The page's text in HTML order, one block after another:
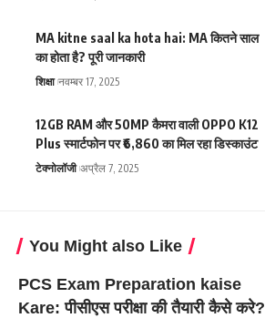
MA kitne saal ka hota hai: MA कितने साल
का होता है? पूरी जानकारी
शिक्षा नवम्बर 17, 2025
12GB RAM और 50MP कैमरा वाली OPPO K12
Plus स्मार्टफोन पर ₹6,860 का मिल रहा डिस्काउंट
टेक्नोलॉजी अप्रैल 7, 2025
You Might also Like
PCS Exam Preparation kaise
Kare: पीसीएस परीक्षा की तैयारी कैसे करे?